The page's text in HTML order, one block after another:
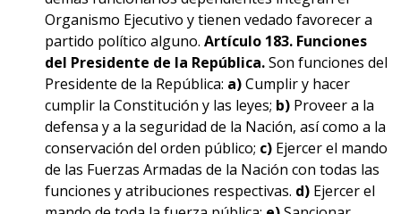
Organismo Ejecutivo y tienen vedado favorecer a
partido político alguno. Artículo 183. Funciones
del Presidente de la República.Son funciones del
Presidente de la República: a)Cumplir y hacer
cumplir la Constitución y las leyes; b) Proveer a la
defensa y a la seguridad de la Nación, así como a la
conservación del orden público; c) Ejercer el mando
de las Fuerzas Armadas de la Nación con todas las
funciones y atribuciones respectivas. d) Ejercer el